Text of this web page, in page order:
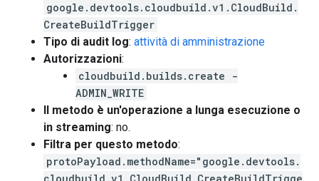
google.devtools.cloudbuild.v1.CloudBuild.
CreateBuildTrigger
Tipo di audit log: attività di amministrazione
Autorizzazioni:
cloudbuild.builds.create -
ADMIN_WRITE
Il metodo è un'operazione a lunga esecuzione o
in streaming: no.
Filtra per questo metodo:
protoPayload.methodName="google.devtools.